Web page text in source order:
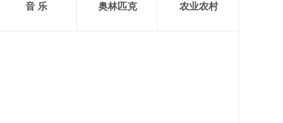
音 乐
奥林匹克
农业农村